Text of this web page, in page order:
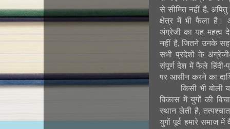
से सीमित नहीं है,
क्षेत्र में भी फैला है।
अंग्रेजी का यह महत्व
नहीं है, जितने उनके
सभी प्रदेशों के
संपूर्ण देश में फैले हिंदी-
पर आसीन करने का
किसी भी बोली
विकास में युगों की
स्थान लेती है,
युगों पूर्व हमारे समाज में